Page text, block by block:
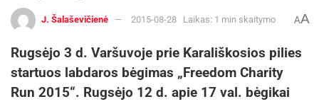
J. Šalaševičienė 2015-08-28 Laikas: 1 min skaitymo AA
Rugsėjo 3 d. Varšuvoje prie Karališkosios pilies
startuos labdaros bėgimas „Freedom Charity
Run 2015“. Rugsėjo 12 d. apie 17 val. bėgikai